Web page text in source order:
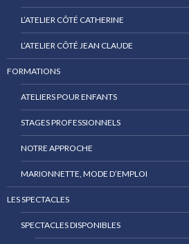
L’ATELIER CÔTÉ CATHERINE
L’ATELIER CÔTÉ JEAN CLAUDE
FORMATIONS
ATELIERS POUR ENFANTS
STAGES PROFESSIONNELS
NOTRE APPROCHE
MARIONNETTE, MODE D’EMPLOI
LES SPECTACLES
SPECTACLES DISPONIBLES